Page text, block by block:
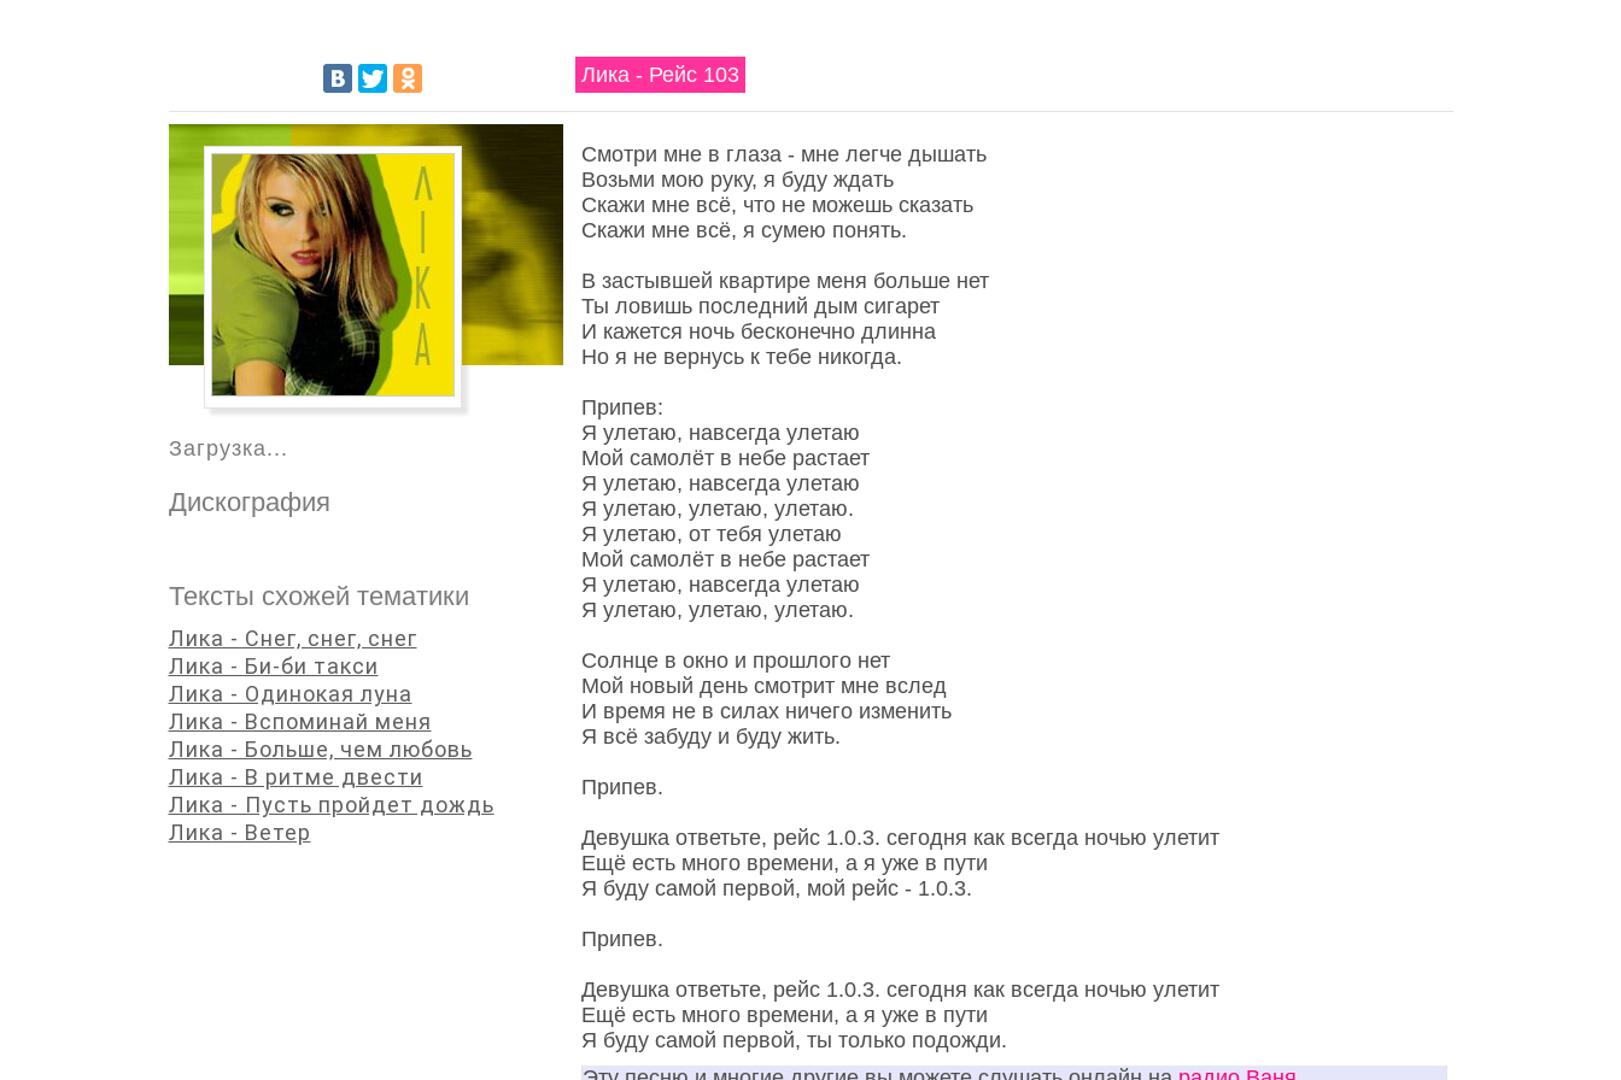
Лика - Рейс 103
Смотри мне в глаза - мне легче дышать
Возьми мою руку, я буду ждать
Скажи мне всё, что не можешь сказать
Скажи мне всё, я сумею понять.
В застывшей квартире меня больше нет
Ты ловишь последний дым сигарет
И кажется ночь бесконечно длинна
Но я не вернусь к тебе никогда.
Припев:
Я улетаю, навсегда улетаю
Мой самолёт в небе растает
Я улетаю, навсегда улетаю
Я улетаю, улетаю, улетаю.
Я улетаю, от тебя улетаю
Мой самолёт в небе растает
Я улетаю, навсегда улетаю
Я улетаю, улетаю, улетаю.
Солнце в окно и прошлого нет
Мой новый день смотрит мне вслед
И время не в силах ничего изменить
Я всё забуду и буду жить.
Припев.
Девушка ответьте, рейс 1.0.3. сегодня как всегда ночью улетит
Ещё есть много времени, а я уже в пути
Я буду самой первой, мой рейс - 1.0.3.
Припев.
Девушка ответьте, рейс 1.0.3. сегодня как всегда ночью улетит
Ещё есть много времени, а я уже в пути
Я буду самой первой, ты только подожди.
Загрузка...
Дискография
Тексты схожей тематики
Лика - Снег, снег, снег
Лика - Би-би такси
Лика - Одинокая луна
Лика - Вспоминай меня
Лика - Больше, чем любовь
Лика - В ритме двести
Лика - Пусть пройдет дождь
Лика - Ветер